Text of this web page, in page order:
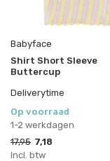
Babyface
Shirt Short Sleeve
Buttercup
Deliverytime
Op voorraad
1-2 werkdagen
17,95 7,18
Incl. btw